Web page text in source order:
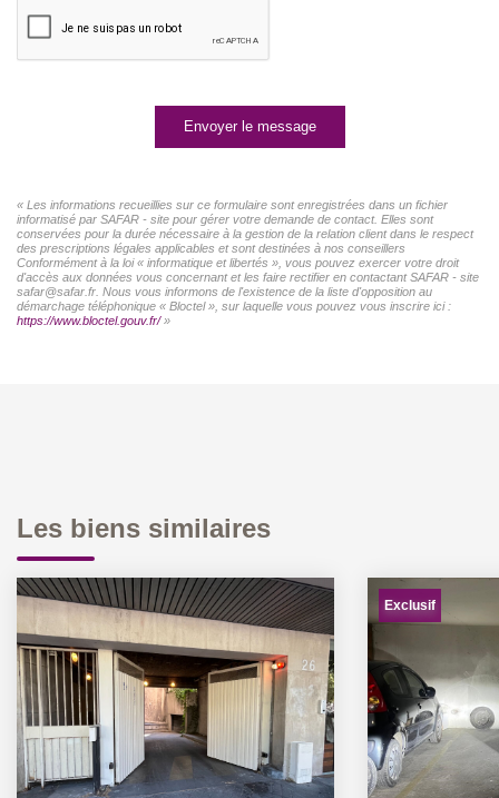
Envoyer le message
« Les informations recueillies sur ce formulaire sont enregistrées dans un fichier
informatisé par SAFAR - site pour gérer votre demande de contact. Elles sont
conservées pour la durée nécessaire à la gestion de la relation client dans le respect
des prescriptions légales applicables et sont destinées à nos conseillers
Conformément à la loi « informatique et libertés », vous pouvez exercer votre droit
d'accès aux données vous concernant et les faire rectifier en contactant SAFAR - site
safar@safar.fr. Nous vous informons de l'existence de la liste d'opposition au
démarchage téléphonique « Bloctel », sur laquelle vous pouvez vous inscrire ici :
https://www.bloctel.gouv.fr/»
Les biens similaires
Exclusif